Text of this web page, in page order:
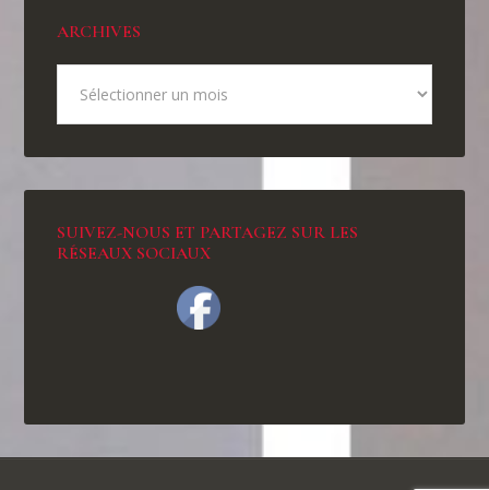
ARCHIVES
SUIVEZ-NOUS ET PARTAGEZ SUR LES
RÉSEAUX SOCIAUX